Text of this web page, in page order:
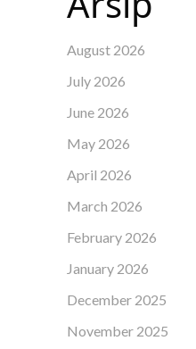
August 2026
July 2026
June 2026
May 2026
April 2026
March 2026
February 2026
January 2026
December 2025
November 2025